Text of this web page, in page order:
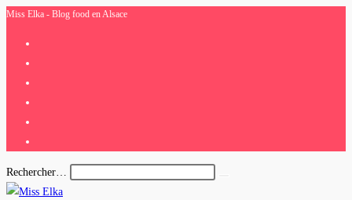
Skip
Miss Elka - Blog food en Alsace
Rechercher…